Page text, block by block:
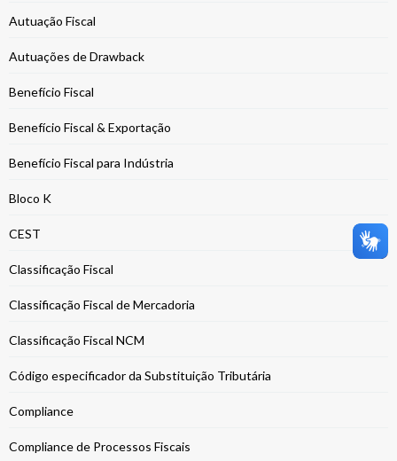
Autuação Fiscal
Autuações de Drawback
Benefício Fiscal
Benefício Fiscal & Exportação
Benefício Fiscal para Indústria
Bloco K
CEST
Classificação Fiscal
Classificação Fiscal de Mercadoria
Classificação Fiscal NCM
Código especificador da Substituição Tributária
Compliance
Compliance de Processos Fiscais